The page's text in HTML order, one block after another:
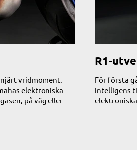
vridmoment.
elektroniska
på väg eller
R1-
För första
intelligens